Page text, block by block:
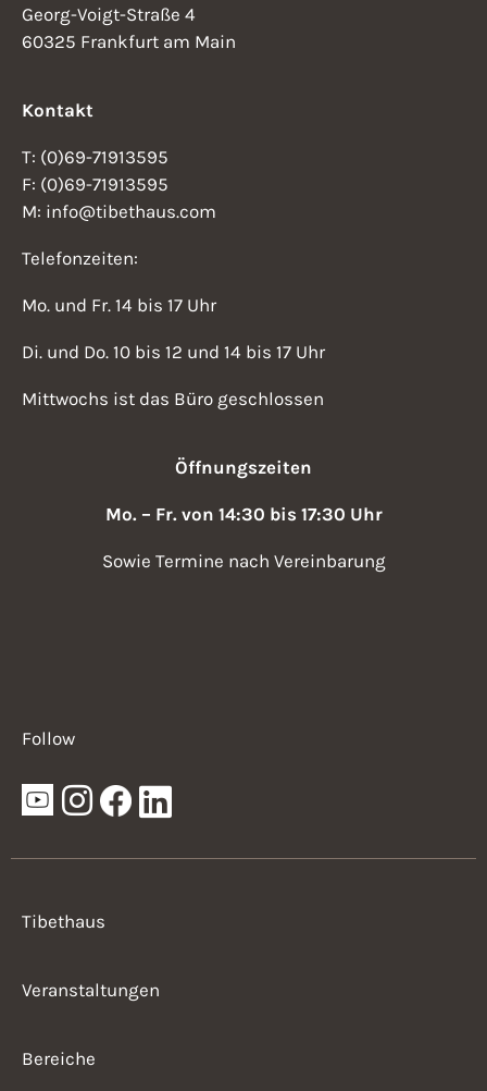
Georg-Voigt-Straße 4
60325 Frankfurt am Main
Kontakt
T: (0)69-71913595
F: (0)69-71913595
M: info@tibethaus.com
Telefonzeiten:
Mo. und Fr. 14 bis 17 Uhr
Di. und Do. 10 bis 12 und 14 bis 17 Uhr
Mittwochs ist das Büro geschlossen
Öffnungszeiten
Mo. – Fr. von 14:30 bis 17:30 Uhr
Sowie Termine nach Vereinbarung
Follow
Tibethaus
Veranstaltungen
Bereiche